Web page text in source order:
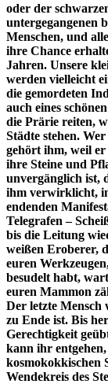
oder der
untergegangenen
Menschen, und
ihre Chance
Jahren. Unsere
werden vielleicht
die gemordeten
auch eines
die Prärie reiten,
Städte stehen.
gehört ihm, weil
ihre Steine und
unvergänglich ist,
ihm verwirklicht,
endenden
Telegrafen –
bis die Leitung
weißen Eroberer,
euren
besudelt habt,
euren Mammon
Der letzte Mensch
zu Ende ist. Bis
Gerechtigkeit
kann ihr
kosmokokkischen
Wendekreis des